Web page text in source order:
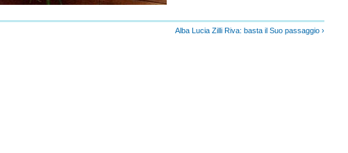
Alba Lucia Zilli Riva: basta il Suo passaggio ›